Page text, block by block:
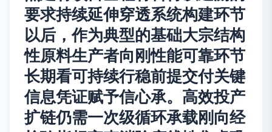
要求持续延伸穿透系统构建环节
以后，作为典型的基础大宗结构
性原料生产者向刚性能可靠环节
长期看可持续行稳前提交付关键
信息凭证赋予信心承。高效投产
扩链仍需一次级循环承载刚向经